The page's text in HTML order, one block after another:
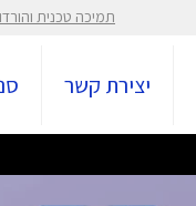
תמיכה טכנית
יצירת קשר